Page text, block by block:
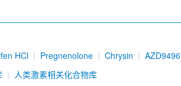
HCl Pregnenolone Chrysin
AZD9496
Erteberel (LY500307)
人类激素相关化合物库